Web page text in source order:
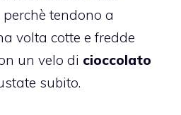
tendono a
volta cotte e fredde
un velo di cioccolato
subito.